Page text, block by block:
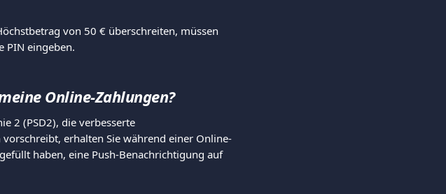
von 50 € überschreiten, müssen
PIN eingeben.
Online-Zahlungen?
2 (PSD2), die verbesserte
erhalten Sie während einer Online-
haben, eine Push-Benachrichtigung auf